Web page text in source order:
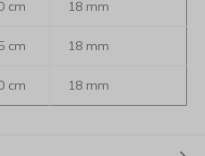
cm 18 mm
cm 18 mm
cm 18 mm